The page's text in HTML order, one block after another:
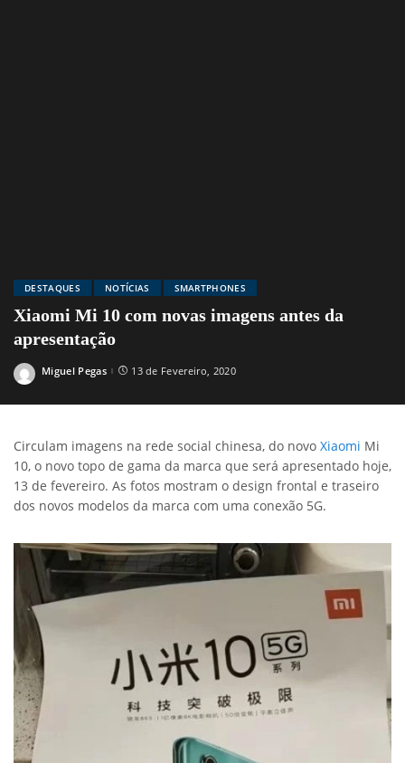
DESTAQUES NOTÍCIAS SMARTPHONES
Xiaomi Mi 10 com novas imagens antes da
apresentação
Posted
Miguel Pegas 13 de Fevereiro, 2020
Circulam imagens na rede social chinesa, do novo Xiaomi Mi
10, o novo topo de gama da marca que será apresentado hoje,
13 de fevereiro. As fotos mostram o design frontal e traseiro
dos novos modelos da marca com uma conexão 5G.